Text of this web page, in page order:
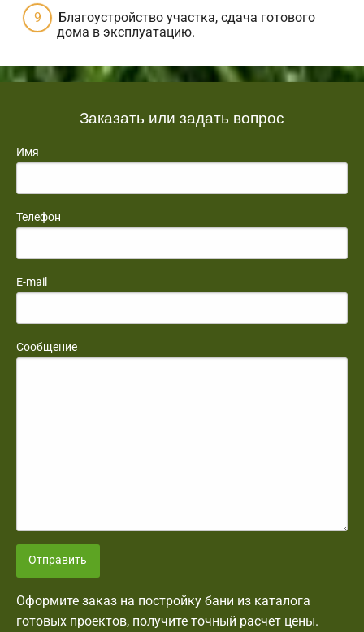
Благоустройство участка, сдача готового
дома в эксплуатацию.
Заказать или задать вопрос
Имя
Телефон
E-mail
Сообщение
Отправить
Оформите заказ на постройку бани из каталога
готовых проектов, получите точный расчет цены.